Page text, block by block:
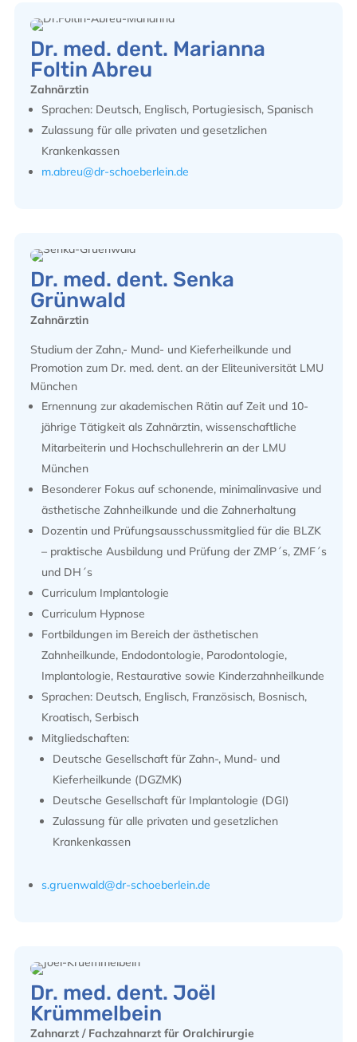
Dr. med. dent. Marianna
Foltin Abreu
Zahnärztin
Sprachen: Deutsch, Englisch, Portugiesisch, Spanisch
Zulassung für alle privaten und gesetzlichen
Krankenkassen
m.abreu@dr-schoeberlein.de
Dr. med. dent. Senka
Grünwald
Zahnärztin
Studium der Zahn,- Mund- und Kieferheilkunde und
Promotion zum Dr. med. dent. an der Eliteuniversität LMU
München
Ernennung zur akademischen Rätin auf Zeit und 10-
jährige Tätigkeit als Zahnärztin, wissenschaftliche
Mitarbeiterin und Hochschullehrerin an der LMU
München
Besonderer Fokus auf schonende, minimalinvasive und
ästhetische Zahnheilkunde und die Zahnerhaltung
Dozentin und Prüfungsausschussmitglied für die BLZK
– praktische Ausbildung und Prüfung der ZMP´s, ZMF´s
und DH´s
Curriculum Implantologie
Curriculum Hypnose
Fortbildungen im Bereich der ästhetischen
Zahnheilkunde, Endodontologie, Parodontologie,
Implantologie, Restaurative sowie Kinderzahnheilkunde
Sprachen: Deutsch, Englisch, Französisch, Bosnisch,
Kroatisch, Serbisch
Mitgliedschaften:
Deutsche Gesellschaft für Zahn-, Mund- und
Kieferheilkunde (DGZMK)
Deutsche Gesellschaft für Implantologie (DGI)
Zulassung für alle privaten und gesetzlichen
Krankenkassen
s.gruenwald@dr-schoeberlein.de
Dr. med. dent. Joël
Krümmelbein
Zahnarzt / Fachzahnarzt für Oralchirurgie